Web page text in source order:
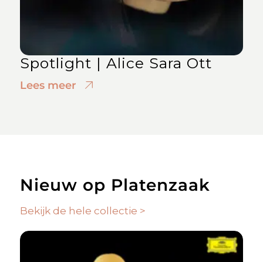
Spotlight | Alice Sara Ott
Lees meer
Nieuw op Platenzaak
Bekijk de hele collectie >